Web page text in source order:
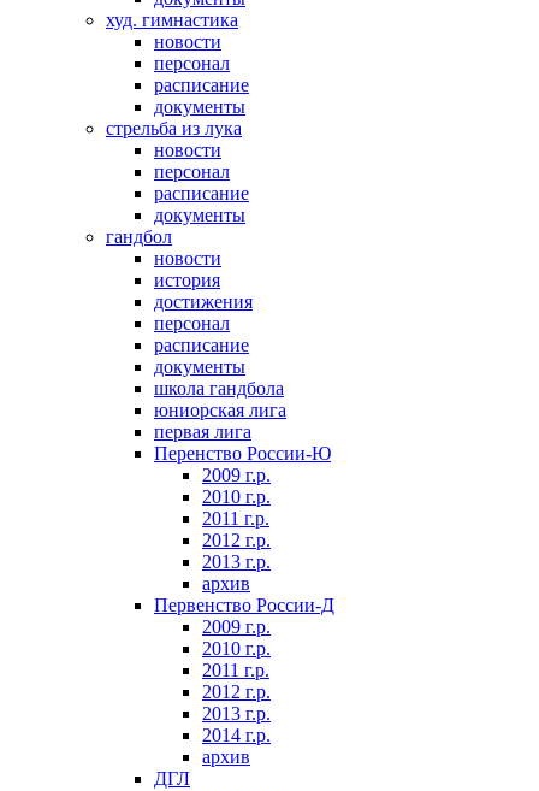
худ. гимнастика
новости
персонал
расписание
документы
стрельба из лука
новости
персонал
расписание
документы
гандбол
новости
история
достижения
персонал
расписание
документы
школа гандбола
юниорская лига
первая лига
Перенство России-Ю
2009 г.р.
2010 г.р.
2011 г.р.
2012 г.р.
2013 г.р.
архив
Первенство России-Д
2009 г.р.
2010 г.р.
2011 г.р.
2012 г.р.
2013 г.р.
2014 г.р.
архив
ДГЛ